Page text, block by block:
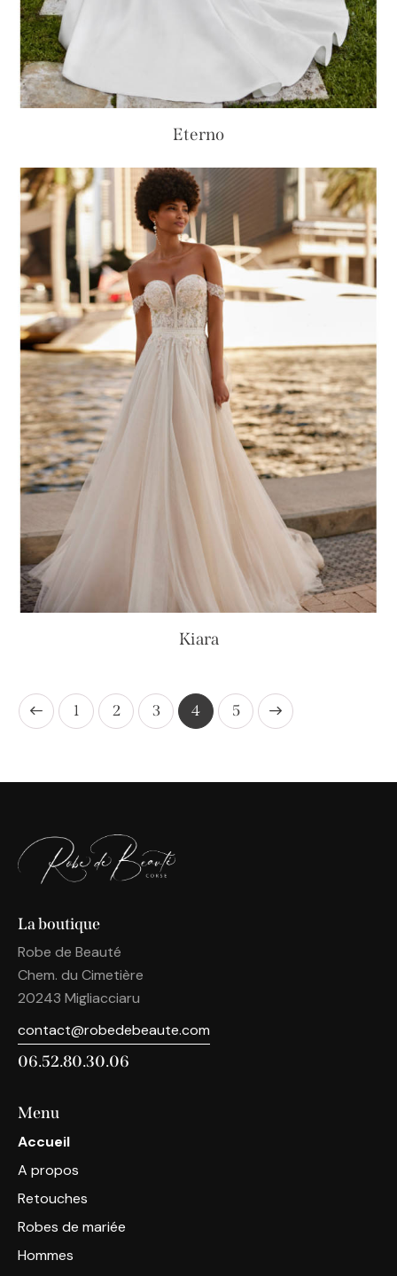
Eterno
Kiara
1 2 3 4 5
→
La boutique
Robe de Beauté
Chem. du Cimetière
20243 Migliacciaru
contact@robedebeaute.com
06.52.80.30.06
Menu
Accueil
A propos
Retouches
Robes de mariée
Hommes